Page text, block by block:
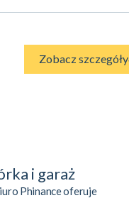
Zobacz szczegóły
i garaż
Phinance oferuje